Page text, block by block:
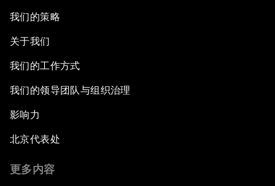
我们的策略
关于我们
我们的工作方式
我们的领导团队与组织治理
影响力
北京代表处
更多内容